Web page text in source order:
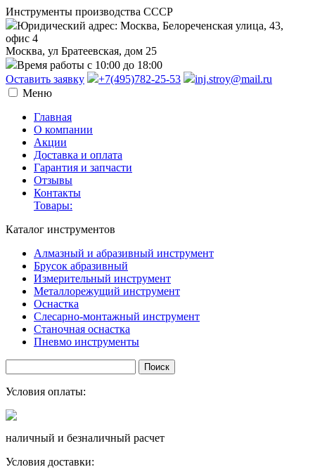
Инструменты производства СССР
Юридический адрес: Москва, Белореченская улица, 43,
офис 4
Москва, ул Братеевская, дом 25
Время работы с 10:00 до 18:00
Оставить заявку
+7(495)782-25-53
inj.stroy@mail.ru
Меню
Главная
О компании
Акции
Доставка и оплата
Гарантия и запчасти
Отзывы
Контакты
Товары:
Каталог инструментов
Алмазный и абразивный инструмент
Брусок абразивный
Измерительный инструмент
Металлорежущий инструмент
Оснастка
Слесарно-монтажный инструмент
Станочная оснастка
Пневмо инструменты
Условия оплаты:
наличный и безналичный расчет
Условия доставки: